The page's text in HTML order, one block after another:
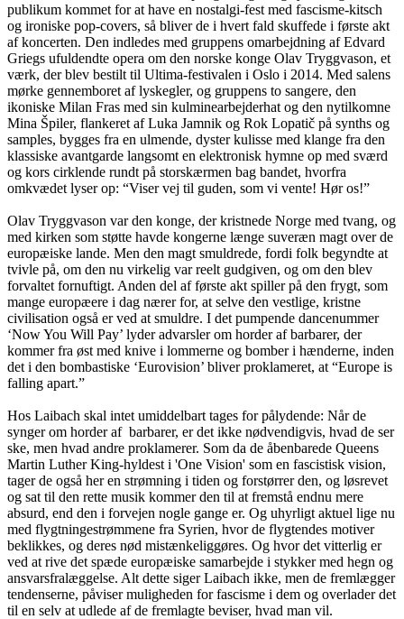
publikum kommet for at have en nostalgi-fest med fascisme-kitsch
og ironiske pop-covers, så bliver de i hvert fald skuffede i første akt
af koncerten. Den indledes med gruppens omarbejdning af Edvard
Griegs ufuldendte opera om den norske konge Olav Tryggvason, et
værk, der blev bestilt til Ultima-festivalen i Oslo i 2014. Med salens
mørke gennemboret af lyskegler, og gruppens to sangere, den
ikoniske Milan Fras med sin kulminearbejderhat og den nytilkomne
Mina Špiler, flankeret af Luka Jamnik og Rok Lopatič på synths og
samples, bygges fra en ulmende, dyster kulisse med klange fra den
klassiske avantgarde langsomt en elektronisk hymne op med sværd
og kors cirklende rundt på storskærmen bag bandet, hvorfra
omkvædet lyser op: “Viser vej til guden, som vi vente! Hør os!”
Olav Tryggvason var den konge, der kristnede Norge med tvang, og
med kirken som støtte havde kongerne længe suveræn magt over de
europæiske lande. Men den magt smuldrede, fordi folk begyndte at
tvivle på, om den nu virkelig var reelt gudgiven, og om den blev
forvaltet fornuftigt. Anden del af første akt spiller på den frygt, som
mange europæere i dag nærer for, at selve den vestlige, kristne
civilisation også er ved at smuldre. I det pumpende dancenummer
‘Now You Will Pay’ lyder advarsler om horder af barbarer, der
kommer fra øst med knive i lommerne og bomber i hænderne, inden
det i den bombastiske ‘Eurovision’ bliver proklameret, at “Europe is
falling apart.”
Hos Laibach skal intet umiddelbart tages for pålydende: Når de
synger om horder af barbarer, er det ikke nødvendigvis, hvad de ser
ske, men hvad andre proklamerer. Som da de åbenbarede Queens
Martin Luther King-hyldest i 'One Vision' som en fascistisk vision,
tager de også her en strømning i tiden og forstørrer den, og løsrevet
og sat til den rette musik kommer den til at fremstå endnu mere
absurd, end den i forvejen nogle gange er. Og uhyrligt aktuel lige nu
med flygtningestrømmene fra Syrien, hvor de flygtendes motiver
beklikkes, og deres nød mistænkeliggøres. Og hvor det vitterlig er
ved at rive det spæde europæiske samarbejde i stykker med hegn og
ansvarsfralæggelse. Alt dette siger Laibach ikke, men de fremlægger
tendenserne, påviser muligheden for fascisme i dem og overlader det
til en selv at udlede af de fremlagte beviser, hvad man vil.